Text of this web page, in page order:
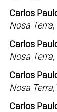
Carlos
Nosa Terra,
Carlos
Nosa Terra,
Carlos
Nosa Terra,
Carlos